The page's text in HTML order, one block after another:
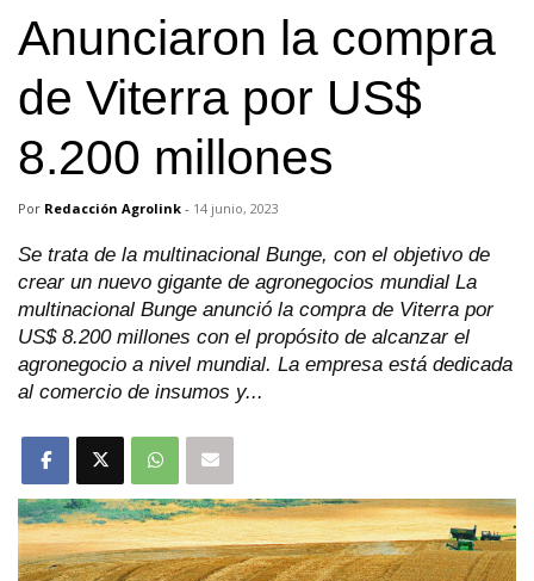
Anunciaron la compra
de Viterra por US$
8.200 millones
Por Redacción Agrolink - 14 junio, 2023
Se trata de la multinacional Bunge, con el objetivo de
crear un nuevo gigante de agronegocios mundial La
multinacional Bunge anunció la compra de Viterra por
US$ 8.200 millones con el propósito de alcanzar el
agronegocio a nivel mundial. La empresa está dedicada
al comercio de insumos y...